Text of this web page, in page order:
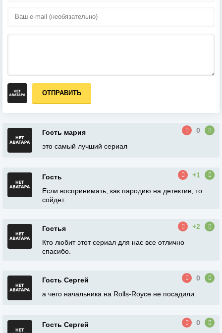
ОТПРАВИТЬ
Гость мария
0
это самый лучший сериал
Гость
+1
Если воспринимать, как пародию на детектив, то
сойдет.
Гостья
+2
Кто любит этот сериал для нас все отлично
спасибо.
Гость Сергей
0
а чего начальника на Rolls-Royce не посадили
Гость Сергей
0